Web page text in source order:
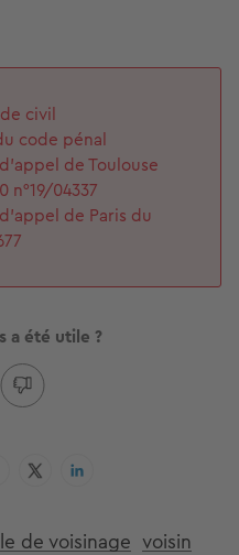
civil
code pénal
de Toulouse
n°19/04337
de Paris du
a été utile ?
de voisinage voisin